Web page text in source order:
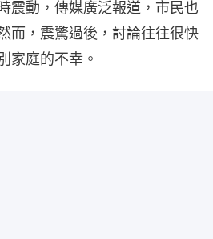
震動，傳媒廣泛報道，市民也
而，震驚過後，討論往往很快
家庭的不幸。